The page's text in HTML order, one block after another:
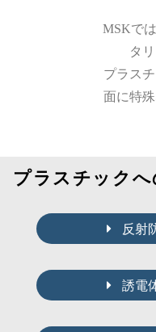
MSKで
タ
プラス
面に特
プラスチック
反射
誘電